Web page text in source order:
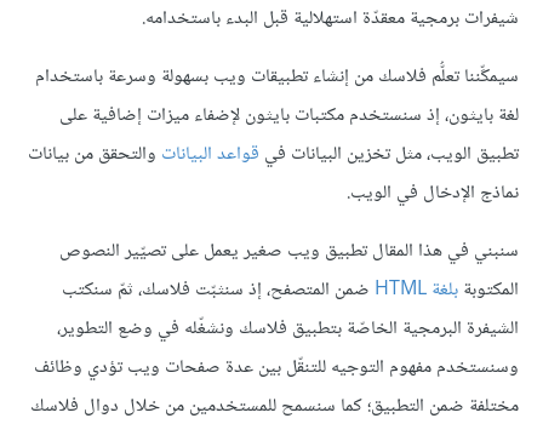
شيفرات برمجية معقدّة استهلالية قبل البدء باستخدامه.
سيمكِّننا تعلُّم فلاسك من إنشاء تطبيقات ويب بسهولة وسرعة باستخدام
لغة بايثون، إذ سنستخدم مكتبات بايثون لإضفاء ميزات إضافية على
تطبيق الويب، مثل تخزين البيانات في قواعد البيانات والتحقق من بيانات
نماذج الإدخال في الويب.
سنبني في هذا المقال تطبيق ويب صغير يعمل على تصيّير النصوص
المكتوبةبلغة HTML
ضمن المتصفح، إذ سنثبّت فلاسك، ثمّ سنكتب
الشيفرة البرمجية الخاصّة بتطبيق فلاسك ونشغّله في وضع التطوير،
وسنستخدم مفهوم التوجيه للتنقّل بين عدة صفحات ويب تؤدي وظائف
مختلفة ضمن التطبيق؛ كما سنسمح للمستخدمين من خلال دوال فلاسك